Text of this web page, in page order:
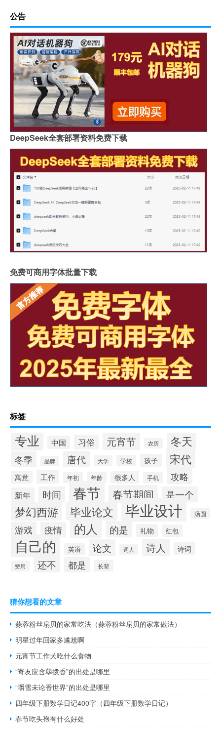
公告
DeepSeek全套部署资料免费下载
免费可商用字体批量下载
标签
专业 中国 习俗 元宵节 农历 冬天
冬季 品牌 唐代 大学 学校 孩子 宋代
寓意 工作 年初 年龄 很多人 手机 攻略
新年 时间 春节 春节期间 是一个
梦幻西游 毕业论文 毕业设计 汤圆
游戏 疫情 的人 的是 礼物 红包
自己的 英语 论文 词人 诗人 诗词
费用 还不 都是 长辈
猜你想看的文章
蒜蓉粉丝扇贝的家常吃法（蒜蓉粉丝扇贝的家常做法）
明星过年回家多尴尬啊
元宵节工作犬吃什么食物
“寄友应含荜拨香”的出处是哪里
“嚼雪未论香世界”的出处是哪里
四年级下册数学日记400字（四年级下册数学日记）
春节吃头孢有什么好处